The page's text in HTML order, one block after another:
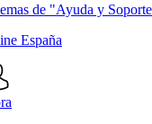
de "Ayuda y